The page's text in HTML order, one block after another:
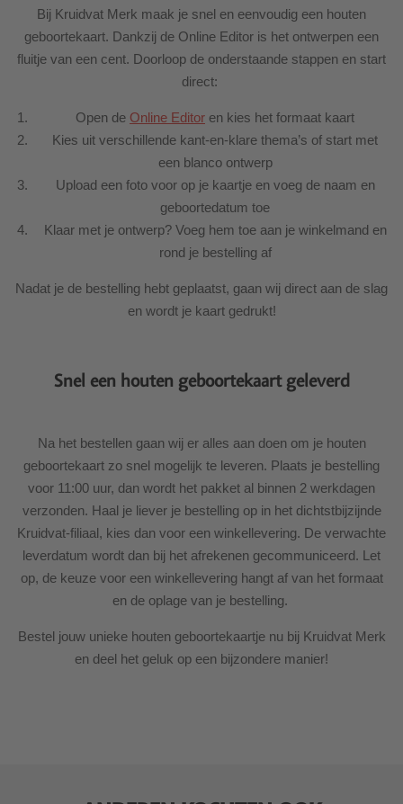
Bij Kruidvat Merk maak je snel en eenvoudig een houten
geboortekaart. Dankzij de Online Editor is het ontwerpen een
fluitje van een cent. Doorloop de onderstaande stappen en start
direct:
Open de Online Editor en kies het formaat kaart
Kies uit verschillende kant-en-klare thema’s of start met
een blanco ontwerp
Upload een foto voor op je kaartje en voeg de naam en
geboortedatum toe
Klaar met je ontwerp? Voeg hem toe aan je winkelmand en
rond je bestelling af
Nadat je de bestelling hebt geplaatst, gaan wij direct aan de slag
en wordt je kaart gedrukt!
Snel een houten geboortekaart geleverd
Na het bestellen gaan wij er alles aan doen om je houten
geboortekaart zo snel mogelijk te leveren. Plaats je bestelling
voor 11:00 uur, dan wordt het pakket al binnen 2 werkdagen
verzonden. Haal je liever je bestelling op in het dichtstbijzijnde
Kruidvat-filiaal, kies dan voor een winkellevering. De verwachte
leverdatum wordt dan bij het afrekenen gecommuniceerd. Let
op, de keuze voor een winkellevering hangt af van het formaat
en de oplage van je bestelling.
Bestel jouw unieke houten geboortekaartje nu bij Kruidvat Merk
en deel het geluk op een bijzondere manier!